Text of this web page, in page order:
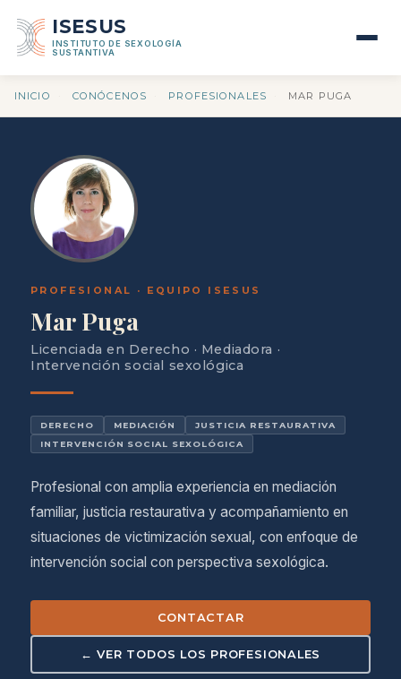
ISESUS
INSTITUTO DE SEXOLOGÍA
SUSTANTIVA
INICIO CONÓCENOS PROFESIONALES MAR PUGA
PROFESIONAL · EQUIPO ISESUS
Mar Puga
Licenciada en Derecho · Mediadora ·
Intervención social sexológica
DERECHO MEDIACIÓN
JUSTICIA RESTAURATIVA
INTERVENCIÓN SOCIAL SEXOLÓGICA
Profesional con amplia experiencia en mediación
familiar, justicia restaurativa y acompañamiento en
situaciones de victimización sexual, con enfoque de
intervención social con perspectiva sexológica.
CONTACTAR
← VER TODOS LOS PROFESIONALES